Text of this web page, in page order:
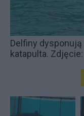
Delfiny dysponują
katapulta.